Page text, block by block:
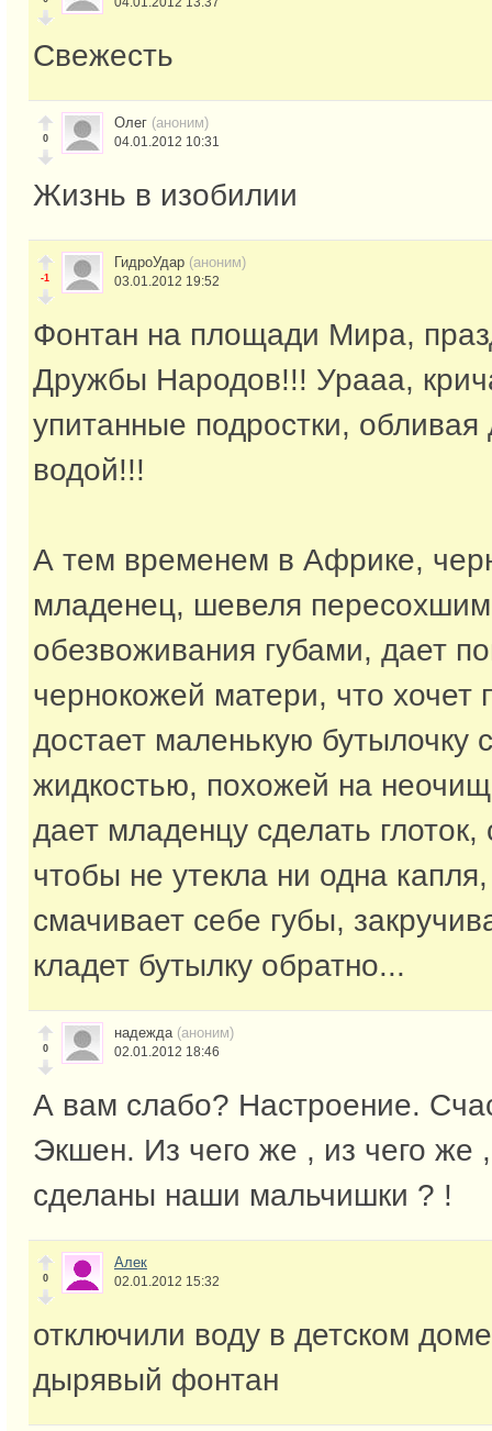
Свежесть
0
Олег (аноним)
04.01.2012 10:31
Жизнь в изобилии
-1
ГидроУдар (аноним)
03.01.2012 19:52
Фонтан на площади Мира,
Дружбы Народов!!! Урааа,
упитанные подростки, обливая
водой!!!
А тем временем в Африке,
младенец, шевеля
обезвоживания губами, дает
чернокожей матери, что хочет
достает маленькую бутылочку
жидкостью, похожей на
дает младенцу сделать глоток,
чтобы не утекла ни одна
смачивает себе губы,
кладет бутылку обратно...
0
надежда (аноним)
02.01.2012 18:46
А вам слабо? Настроение.
Экшен. Из чего же , из чего же
сделаны наши мальчишки ? !
0
Алек
02.01.2012 15:32
отключили воду в детском
дырявый фонтан